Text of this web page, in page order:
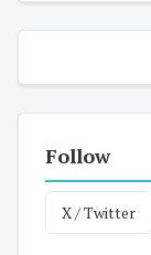
Follow
X / Twitter